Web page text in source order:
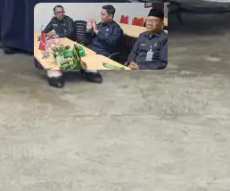
PTA Papua Barat
Konsultasi Publik
Secara Virtual
5 August 2026
Komentar